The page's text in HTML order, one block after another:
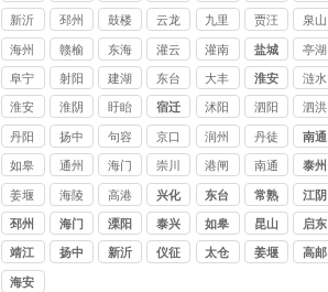
公司
公司
债公
司
公司
公司
讨债
公司
讨债
公司
讨债
公司
新沂 邳州 鼓楼 云龙 九里 贾汪 泉山
海州 赣榆 东海 灌云 灌南 盐城 亭湖
阜宁 射阳 建湖 东台 大丰 淮安 涟水
淮安 淮阴 盱眙 宿迁 沭阳 泗阳 泗洪
丹阳 扬中 句容 京口 润州 丹徒 南通
如皋 通州 海门 崇川 港闸 南通 泰州
姜堰 海陵 高港 兴化 东台 常熟 江阴
邳州 海门 溧阳 泰兴 如皋 昆山 启东
靖江 扬中 新沂 仪征 太仓 姜堰 高邮
海安